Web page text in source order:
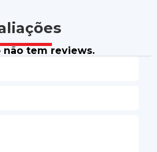
não tem reviews.